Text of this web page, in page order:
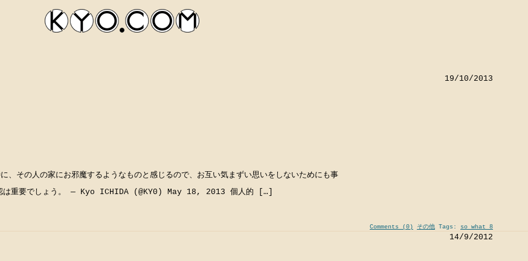
kyocom
19/10/2013
、その人の家にお邪魔するようなものと感じるので、お互い気まずい思いをしないためにも事
は重要でしょう。 — Kyo ICHIDA (@KY0) May 18, 2013 個人的 […]
Comments (0) その他 Tags: so what 8
14/9/2012